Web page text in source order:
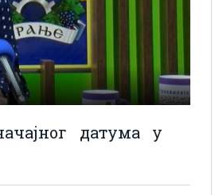
датума у